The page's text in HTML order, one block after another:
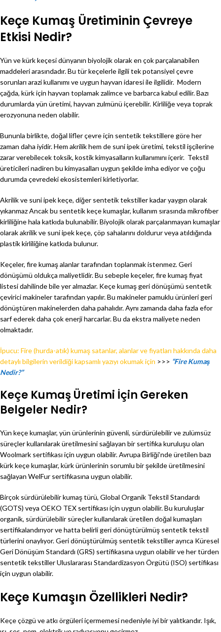
Keçe Kumaş Üretiminin Çevreye
Etkisi Nedir?
Yün ve kürk keçesi dünyanın biyolojik olarak en çok parçalanabilen
maddeleri arasındadır. Bu tür keçelerle ilgili tek potansiyel çevre
sorunları arazi kullanımı ve uygun hayvan idaresi ile ilgilidir. Modern
çağda, kürk için hayvan toplamak zalimce ve barbarca kabul edilir. Bazı
durumlarda yün üretimi, hayvan zulmünü içerebilir. Kirliliğe veya toprak
erozyonuna neden olabilir.
Bununla birlikte, doğal lifler çevre için sentetik tekstillere göre her
zaman daha iyidir. Hem akrilik hem de suni ipek üretimi, tekstil işçilerine
zarar verebilecek toksik, kostik kimyasalların kullanımını içerir. Tekstil
üreticileri nadiren bu kimyasalları uygun şekilde imha ediyor ve çoğu
durumda çevredeki ekosistemleri kirletiyorlar.
Akrilik ve suni ipek keçe, diğer sentetik tekstiller kadar yaygın olarak
yıkanmaz Ancak bu sentetik keçe kumaşlar, kullanım sırasında mikrofiber
kirliliğine hala katkıda bulunabilir. Biyolojik olarak parçalanmayan kumaşlar
olarak akrilik ve suni ipek keçe, çöp sahalarını doldurur veya atıldığında
plastik kirliliğine katkıda bulunur.
Keçeler, fire kumaş alanlar tarafından toplanmak istenmez. Geri
dönüşümü oldukça maliyetlidir. Bu sebeple keçeler, fire kumaş fiyat
listesi dahilinde bile yer almazlar. Keçe kumaş geri dönüşümü sentetik
çevirici makineler tarafından yapılır. Bu makineler pamuklu ürünleri geri
dönüştüren makinelerden daha pahalıdır. Aynı zamanda daha fazla efor
sarf ederek daha çok enerji harcarlar. Bu da ekstra maliyete neden
olmaktadır.
İpucu: Fire (hurda-atık) kumaş satanlar, alanlar ve fiyatları hakkında daha
detaylı bilgilerin verildiği kapsamlı yazıyı okumak için >>> “Fire Kumaş
Nedir?”
Keçe Kumaş Üretimi İçin Gereken
Belgeler Nedir?
Yün keçe kumaşlar, yün ürünlerinin güvenli, sürdürülebilir ve zulümsüz
süreçler kullanılarak üretilmesini sağlayan bir sertifika kuruluşu olan
Woolmark sertifikası için uygun olabilir. Avrupa Birliği’nde üretilen bazı
kürk keçe kumaşlar, kürk ürünlerinin sorumlu bir şekilde üretilmesini
sağlayan WelFur sertifikasına uygun olabilir.
Birçok sürdürülebilir kumaş türü, Global Organik Tekstil Standardı
(GOTS) veya OEKO TEX sertifikası için uygun olabilir. Bu kuruluşlar
organik, sürdürülebilir süreçler kullanılarak üretilen doğal kumaşları
sertifikalandırıyor ve hatta belirli geri dönüştürülmüş sentetik tekstil
türlerini onaylıyor. Geri dönüştürülmüş sentetik tekstiller ayrıca Küresel
Geri Dönüşüm Standardı (GRS) sertifikasına uygun olabilir ve her türden
sentetik tekstiller Uluslararası Standardizasyon Örgütü (ISO) sertifikası
için uygun olabilir.
Keçe Kumaşın Özellikleri Nedir?
Keçe çözgü ve atkı örgüleri içermemesi nedeniyle iyi bir yalıtkandır. Işık,